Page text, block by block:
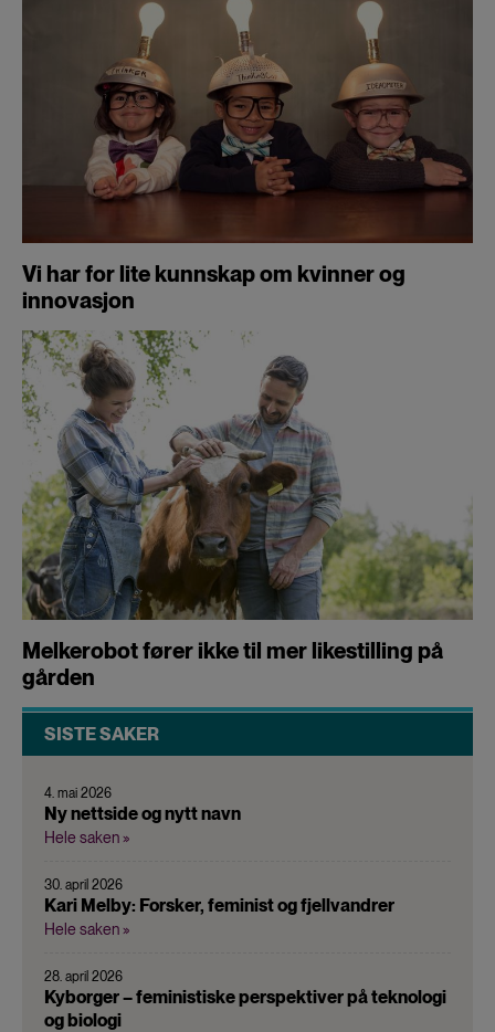
Vi har for lite kunnskap om kvinner og
innovasjon
Melkerobot fører ikke til mer likestilling på
gården
SISTE SAKER
4. mai 2026
Ny nettside og nytt navn
Hele saken »
30. april 2026
Kari Melby: Forsker, feminist og fjellvandrer
Hele saken »
28. april 2026
Kyborger – feministiske perspektiver på teknologi
og biologi